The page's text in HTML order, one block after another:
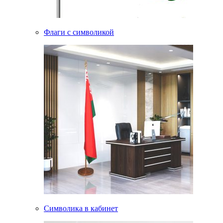
Флаги с символикой
Символика в кабинет